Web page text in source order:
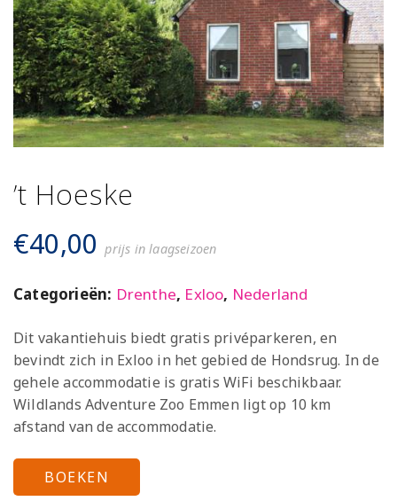
’t Hoeske
€40,00 prijs in laagseizoen
Categorieën: Drenthe, Exloo, Nederland
Dit vakantiehuis biedt gratis privéparkeren, en
bevindt zich in Exloo in het gebied de Hondsrug. In de
gehele accommodatie is gratis WiFi beschikbaar.
Wildlands Adventure Zoo Emmen ligt op 10 km
afstand van de accommodatie.
BOEKEN